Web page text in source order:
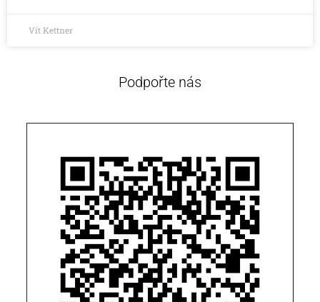
Vít Kettner
Podpořte nás